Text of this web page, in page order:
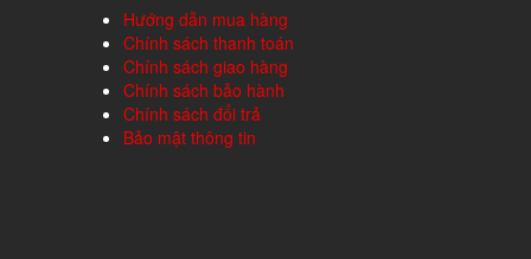
Hướng dẫn mua hàng
Chính sách thanh toán
Chính sách giao hàng
Chính sách bảo hành
Chính sách đổi trả
Bảo mật thông tin